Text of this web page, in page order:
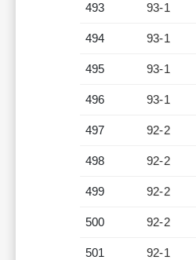
493 93-1
494 93-1
495 93-1
496 93-1
497 92-2
498 92-2
499 92-2
500 92-2
501 92-1